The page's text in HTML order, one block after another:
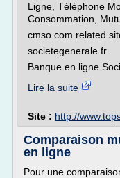
Ligne, Téléphone
Consommation,
cmso.com related
societegenerale.fr
Banque en ligne
Lire la suite
Site : http://
Comparaison
en ligne
Pour une